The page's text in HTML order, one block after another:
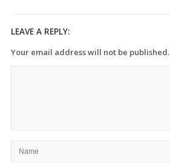
LEAVE A REPLY:
Your email address will not be published.